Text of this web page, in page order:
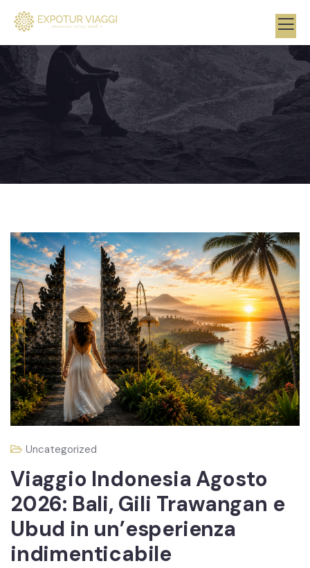
Uncategorized
Viaggio Indonesia Agosto
2026: Bali, Gili Trawangan e
Ubud in un’esperienza
indimenticabile